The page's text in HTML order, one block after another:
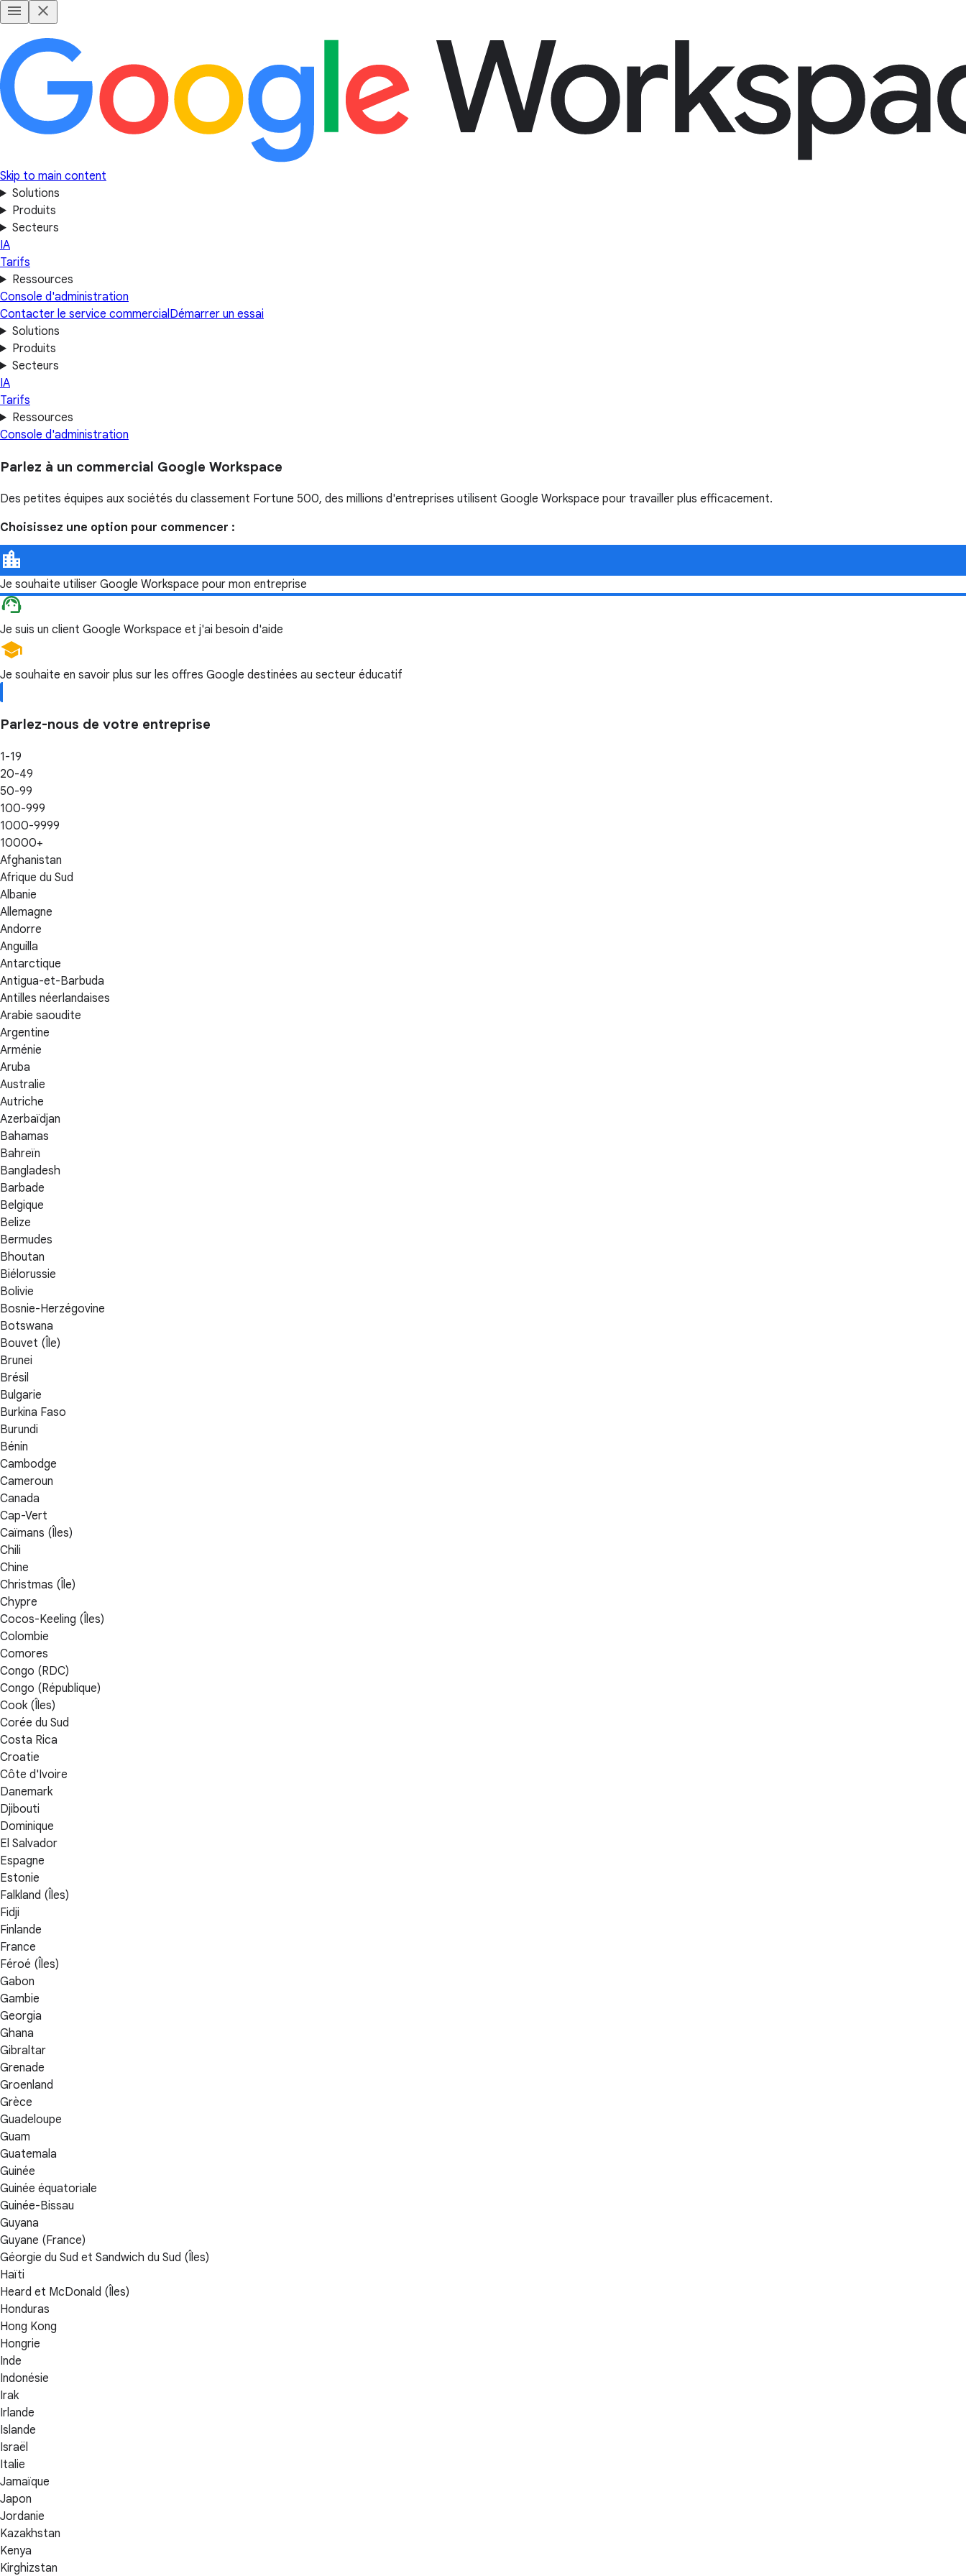
Skip to main content
Solutions
Produits
Secteurs
IA
Tarifs
Ressources
Console d'administration
Contacter le service commercialDémarrer un essai
Solutions
Produits
Secteurs
IA
Tarifs
Ressources
Console d'administration
Parlez à un commercial Google Workspace
Des petites équipes aux sociétés du classement Fortune 500, des millions d'entreprises utilisent Google Workspace pour travailler plus efficacement.
Choisissez une option pour commencer :
Je souhaite utiliser Google Workspace pour mon entreprise
Je suis un client Google Workspace et j'ai besoin d'aide
Je souhaite en savoir plus sur les offres Google destinées au secteur éducatif
Parlez-nous de votre entreprise
1-19
20-49
50-99
100-999
1000-9999
10000+
Afghanistan
Afrique du Sud
Albanie
Allemagne
Andorre
Anguilla
Antarctique
Antigua-et-Barbuda
Antilles néerlandaises
Arabie saoudite
Argentine
Arménie
Aruba
Australie
Autriche
Azerbaïdjan
Bahamas
Bahreïn
Bangladesh
Barbade
Belgique
Belize
Bermudes
Bhoutan
Biélorussie
Bolivie
Bosnie-Herzégovine
Botswana
Bouvet (Île)
Brunei
Brésil
Bulgarie
Burkina Faso
Burundi
Bénin
Cambodge
Cameroun
Canada
Cap-Vert
Caïmans (Îles)
Chili
Chine
Christmas (Île)
Chypre
Cocos-Keeling (Îles)
Colombie
Comores
Congo (RDC)
Congo (République)
Cook (Îles)
Corée du Sud
Costa Rica
Croatie
Côte d'Ivoire
Danemark
Djibouti
Dominique
El Salvador
Espagne
Estonie
Falkland (Îles)
Fidji
Finlande
France
Féroé (Îles)
Gabon
Gambie
Georgia
Ghana
Gibraltar
Grenade
Groenland
Grèce
Guadeloupe
Guam
Guatemala
Guinée
Guinée équatoriale
Guinée-Bissau
Guyana
Guyane (France)
Géorgie du Sud et Sandwich du Sud (Îles)
Haïti
Heard et McDonald (Îles)
Honduras
Hong Kong
Hongrie
Inde
Indonésie
Irak
Irlande
Islande
Israël
Italie
Jamaïque
Japon
Jordanie
Kazakhstan
Kenya
Kirghizstan